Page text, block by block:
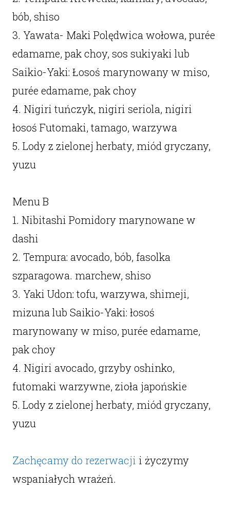
bób, shiso
3. Yawata- Maki Polędwica wołowa, purée
edamame, pak choy, sos sukiyaki lub
Saikio-Yaki: Łosoś marynowany w miso,
purée edamame, pak choy
4. Nigiri tuńczyk, nigiri seriola, nigiri
łosoś Futomaki, tamago, warzywa
5. Lody z zielonej herbaty, miód gryczany,
yuzu
Menu B
1. Nibitashi Pomidory marynowane w
dashi
2. Tempura: avocado, bób, fasolka
szparagowa. marchew, shiso
3. Yaki Udon: tofu, warzywa, shimeji,
mizuna lub Saikio-Yaki: łosoś
marynowany w miso, purée edamame,
pak choy
4. Nigiri avocado, grzyby oshinko,
futomaki warzywne, zioła japońskie
5. Lody z zielonej herbaty, miód gryczany,
yuzu
Zachęcamy do rezerwacji i życzymy
wspaniałych wrażeń.